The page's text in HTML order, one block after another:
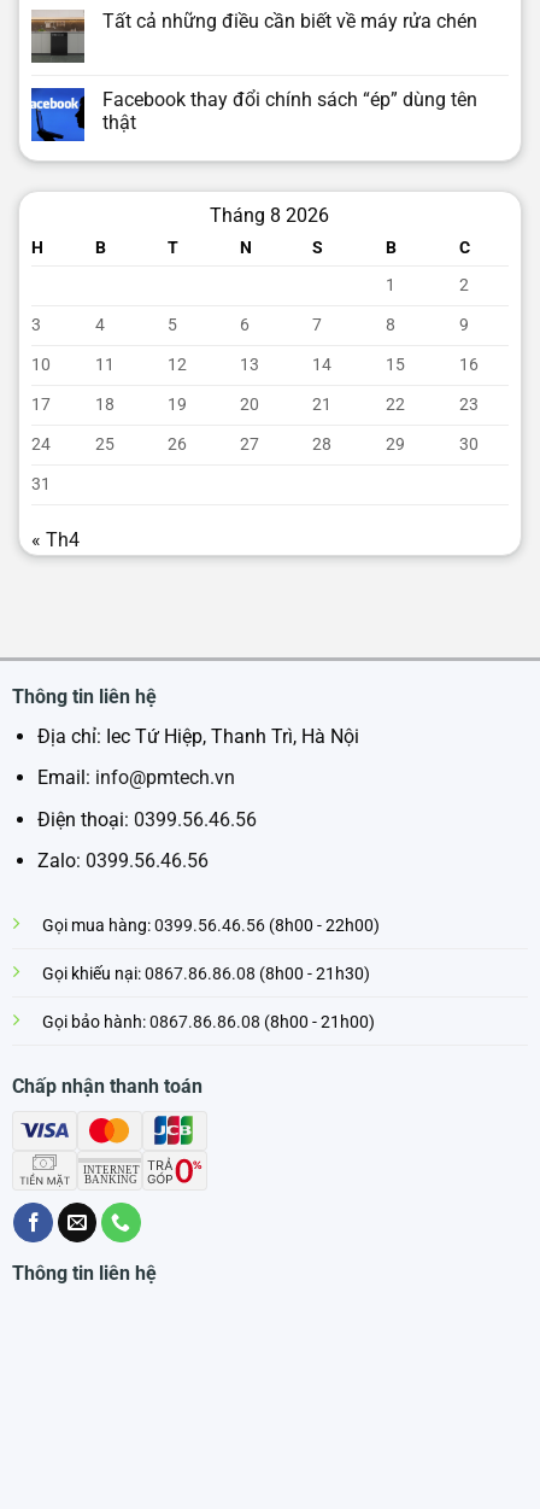
Tất cả những điều cần biết về máy rửa chén
Facebook thay đổi chính sách “ép” dùng tên
thật
Tháng 8 2026
H B T N S B
C
1
2
3
4 5 6 7 8
9
10
11 12 13 14 15
16
17
18 19 20 21 22
23
24
25 26 27 28 29
30
31
« Th4
Thông tin liên hệ
Địa chỉ: Iec Tứ Hiệp, Thanh Trì, Hà Nội
Email: info@pmtech.vn
Điện thoại: 0399.56.46.56
Zalo: 0399.56.46.56
Gọi mua hàng:0399.56.46.56(8h00 - 22h00)
Gọi khiếu nại:0867.86.86.08 (8h00 - 21h30)
Gọi bảo hành:0867.86.86.08 (8h00 - 21h00)
Chấp nhận thanh toán
Thông tin liên hệ